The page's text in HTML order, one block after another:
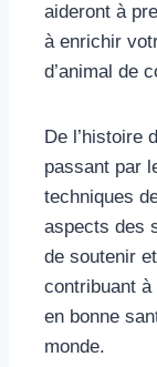
aideront à
à enrichir
d’animal de
De l’histoire
passant par
techniques
aspects des
de soutenir
contribuant
en bonne
monde.